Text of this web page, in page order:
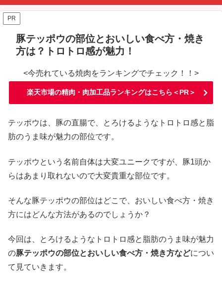
PR
豚テッポウの部位とおいしい食べ方・焼き
方は？トロトロ感が魅力！
<今売れている焼肉をランキングでチェック！！>
楽天市場の精肉・肉加工品ランキングはこちら＜PR＞
テッポウは、豚の直腸で、とろけるようなトロトロ感と脂
肪のうま味が魅力の部位です。
テッポウという名前自体は大変ユニークですが、豚1頭か
らはあまり取れないので大変貴重な部位です。
そんな豚テッポウの部位はどこで、おいしい食べ方・焼き
方にはどんな方法があるのでしょうか？
今回は、とろけるようなトロトロ感と脂肪のうま味が魅力
の豚テッポウの部位とおいしい食べ方・焼き方などについ
て見ていきます。